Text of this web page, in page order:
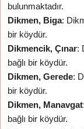
bulunmaktadır.
Dikmen, Biga:
bir köydür.
Dikmencik, Çınar:
bağlı bir köydür.
Dikmen, Gerede:
bir köydür.
Dikmen, Manavgat
bağlı bir köydür.